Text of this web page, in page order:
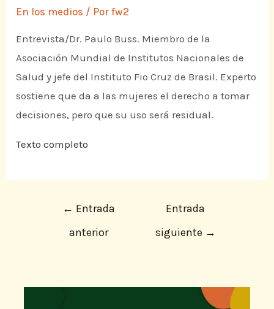
En los medios / Porfw2
Entrevista/Dr. Paulo Buss. Miembro de la
Asociación Mundial de Institutos Nacionales de
Salud y jefe del Instituto Fio Cruz de Brasil. Experto
sostiene que da a las mujeres el derecho a tomar
decisiones, pero que su uso será residual.
Texto completo
← Entrada
anterior
Entrada
siguiente →